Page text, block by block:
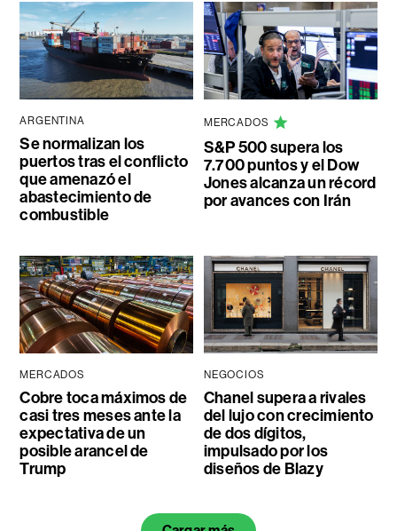
ARGENTINA
Se normalizan los
puertos tras el conflicto
que amenazó el
abastecimiento de
combustible
MERCADOS
S&P 500 supera los
7.700 puntos y el Dow
Jones alcanza un récord
por avances con Irán
MERCADOS
Cobre toca máximos de
casi tres meses ante la
expectativa de un
posible arancel de
Trump
NEGOCIOS
Chanel supera a rivales
del lujo con crecimiento
de dos dígitos,
impulsado por los
diseños de Blazy